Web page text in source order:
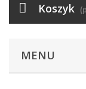
Koszyk
MENU